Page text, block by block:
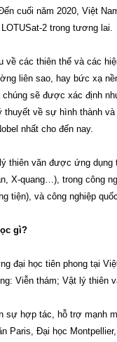
cuối năm 2020, Việt
2 trong tương lai.
các thiên thể và các
liên sao, hay bức xạ
sẽ được xác định
về sự hình thành
nhất cho đến nay.
thiên văn được ứng
X-quang…), trong công
tiện), và công nghiệp
gì?
đại học tiên phong tại
Viễn thám; Vật lý thiên
hợp tác, hỗ trợ mạnh
Paris, Đại học